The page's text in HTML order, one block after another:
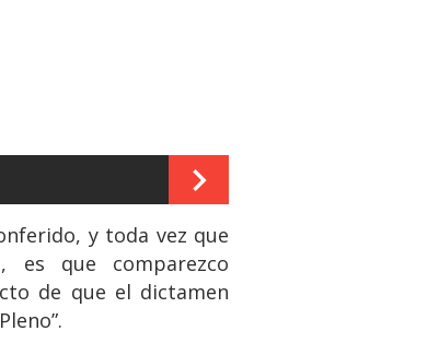
y toda vez que
es que comparezco
de que el dictamen